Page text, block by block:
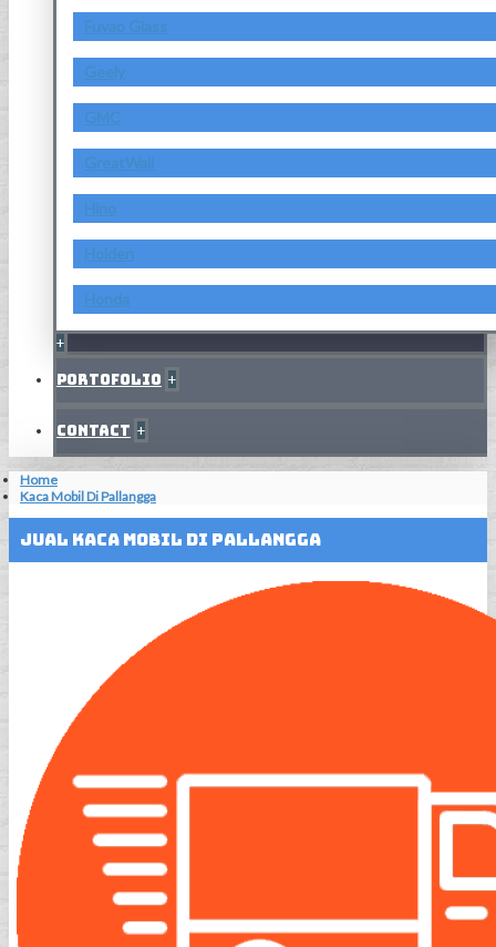
Fuyao Glass
Geely
GMC
GreatWall
Hino
Holden
Honda
+
Portofolio +
Contact +
Home
Kaca Mobil Di Pallangga
Jual Kaca Mobil Di Pallangga